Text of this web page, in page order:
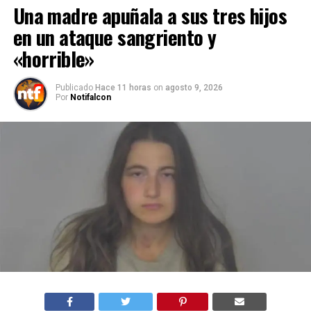
Una madre apuñala a sus tres hijos
en un ataque sangriento y
«horrible»
Publicado Hace 11 horas on agosto 9, 2026
Por Notifalcon